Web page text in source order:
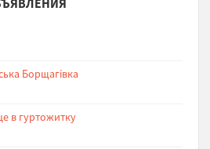
Борщагівка
в гуртожитку